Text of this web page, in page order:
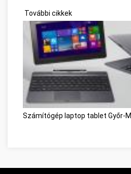
További cikkek
Számítógép laptop tablet Győr-